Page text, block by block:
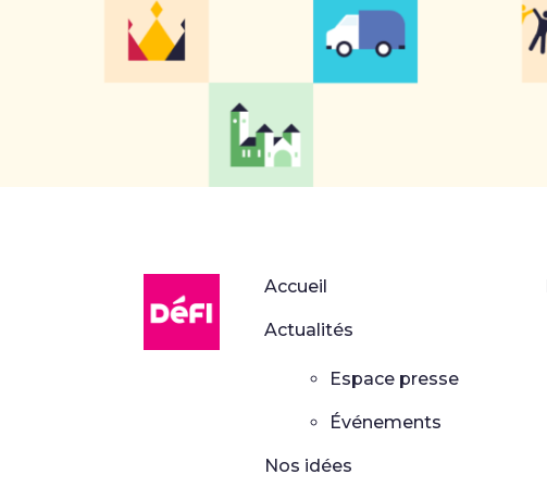
Accueil
Actualités
Espace presse
Événements
Nos idées